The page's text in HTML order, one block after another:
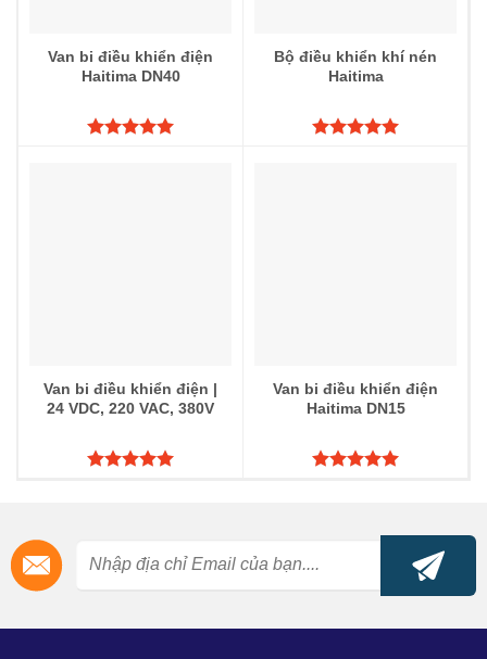
Van bi điều khiển điện
Haitima DN40
Bộ điều khiển khí nén
Haitima
Van bi điều khiển điện |
24 VDC, 220 VAC, 380V
Van bi điều khiển điện
Haitima DN15